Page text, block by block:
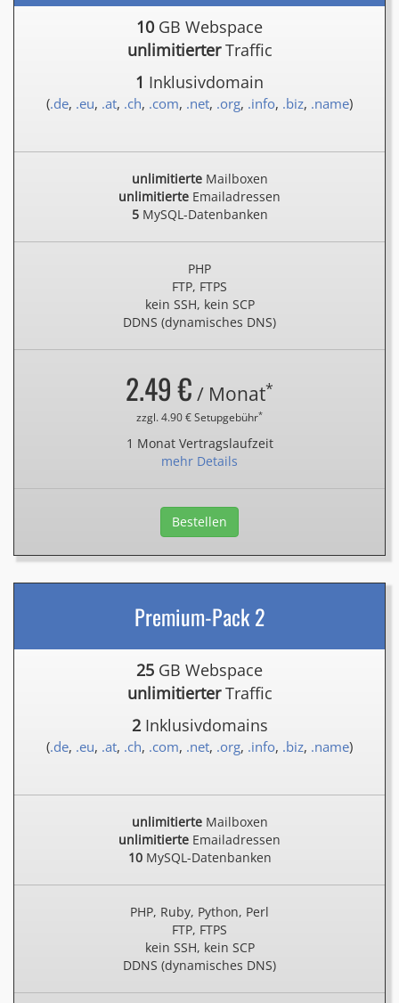
10 GB Webspace
unlimitierterTraffic
1 Inklusivdomain
(.de, .eu, .at, .ch, .com, .net, .org, .info, .biz, .name)
unlimitierteMailboxen
unlimitierte Emailadressen
5MySQL-Datenbanken
PHP
FTP, FTPS
kein SSH, kein SCP
DDNS (dynamisches DNS)
2.49 € / Monat*
zzgl. 4.90 € Setupgebühr*
1 Monat Vertragslaufzeit
mehr Details
Bestellen
Premium-Pack 2
25 GB Webspace
unlimitierterTraffic
2Inklusivdomains
(.de, .eu, .at, .ch, .com, .net, .org, .info, .biz, .name)
unlimitierteMailboxen
unlimitierte Emailadressen
10MySQL-Datenbanken
PHP, Ruby, Python, Perl
FTP, FTPS
kein SSH, kein SCP
DDNS (dynamisches DNS)